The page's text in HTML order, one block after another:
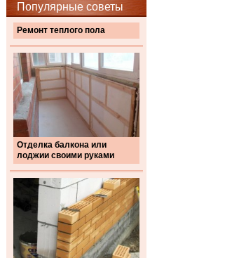
Популярные советы
Ремонт теплого пола
Отделка балкона или
лоджии своими руками